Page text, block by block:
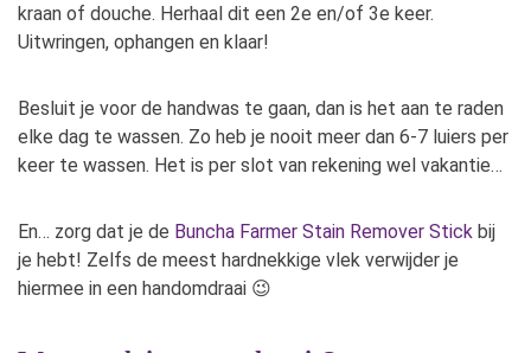
kraan of douche. Herhaal dit een 2e en/of 3e keer.
Uitwringen, ophangen en klaar!
Besluit je voor de handwas te gaan, dan is het aan te raden
elke dag te wassen. Zo heb je nooit meer dan 6-7 luiers per
keer te wassen. Het is per slot van rekening wel vakantie…
En… zorg dat je de Buncha Farmer Stain Remover Stick bij
je hebt! Zelfs de meest hardnekkige vlek verwijder je
hiermee in een handomdraai 😉